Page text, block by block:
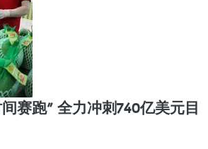
赛跑” 全力冲刺740亿美元目